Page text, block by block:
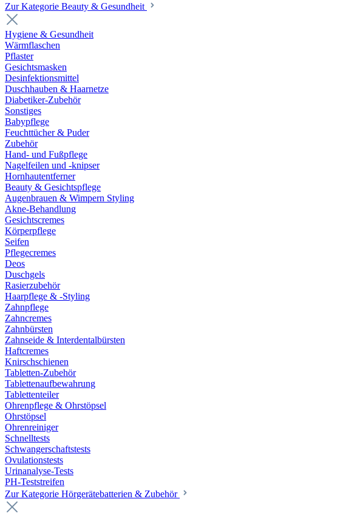
Zur Kategorie Beauty & Gesundheit
Hygiene & Gesundheit
Wärmflaschen
Pflaster
Gesichtsmasken
Desinfektionsmittel
Duschhauben & Haarnetze
Diabetiker-Zubehör
Sonstiges
Babypflege
Feuchttücher & Puder
Zubehör
Hand- und Fußpflege
Nagelfeilen und -knipser
Hornhautentferner
Beauty & Gesichtspflege
Augenbrauen & Wimpern Styling
Akne-Behandlung
Gesichtscremes
Körperpflege
Seifen
Pflegecremes
Deos
Duschgels
Rasierzubehör
Haarpflege & -Styling
Zahnpflege
Zahncremes
Zahnbürsten
Zahnseide & Interdentalbürsten
Haftcremes
Knirschschienen
Tabletten-Zubehör
Tablettenaufbewahrung
Tablettenteiler
Ohrenpflege & Ohrstöpsel
Ohrstöpsel
Ohrenreiniger
Schnelltests
Schwangerschaftstests
Ovulationstests
Urinanalyse-Tests
PH-Teststreifen
Zur Kategorie Hörgerätebatterien & Zubehör